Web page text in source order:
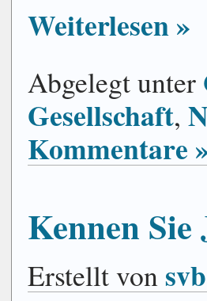
Weiterlesen »
Abgelegt unter
Gesellschaft,
Kommentare
Kennen Sie
Erstellt vonsvb